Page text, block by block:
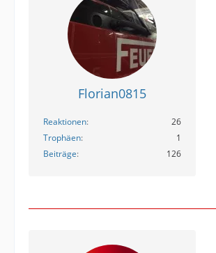
Florian0815
Reaktionen
26
Trophäen
1
Beiträge
126